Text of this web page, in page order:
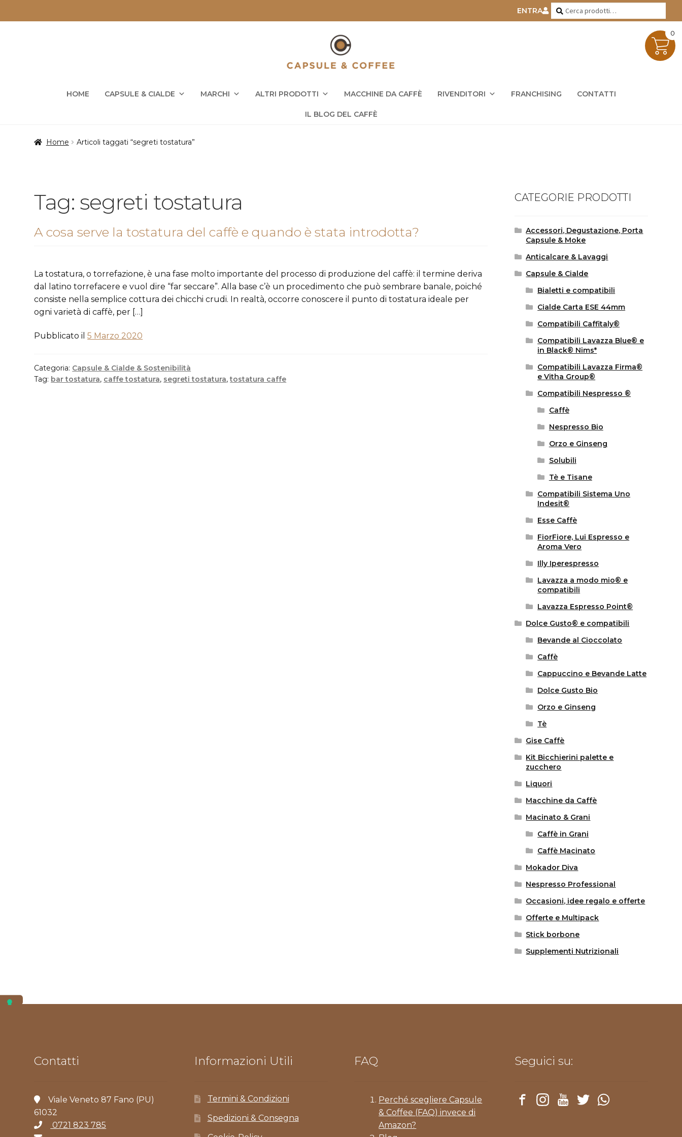
ENTRA Cerca:
Cerca
HOME CAPSULE & CIALDE MARCHI ALTRI PRODOTTI MACCHINE DA CAFFÈ RIVENDITORI FRANCHISING CONTATTI
IL BLOG DEL CAFFÈ
Home Articoli taggati “segreti tostatura”
Tag: segreti tostatura
A cosa serve la tostatura del caffè e quando è stata introdotta?
La tostatura, o torrefazione, è una fase molto importante del processo di produzione del caffè: il termine deriva
dal latino torrefacere e vuol dire “far seccare”. Alla base c’è un procedimento che può sembrare banale, poiché
consiste nella semplice cottura dei chicchi crudi. In realtà, occorre conoscere il punto di tostatura ideale per
ogni varietà di caffè, per […]
Pubblicato il5 Marzo 2020
Categoria: Capsule & Cialde & Sostenibilità
Tag: bar tostatura, caffe tostatura, segreti tostatura,tostatura caffe
CATEGORIE PRODOTTI
Accessori, Degustazione, Porta
Capsule & Moke
Anticalcare & Lavaggi
Capsule & Cialde
Bialetti e compatibili
Cialde Carta ESE 44mm
Compatibili Caffitaly®
Compatibili Lavazza Blue® e
in Black® Nims*
Compatibili Lavazza Firma®
e Vitha Group®
Compatibili Nespresso ®
Caffè
Nespresso Bio
Orzo e Ginseng
Solubili
Tè e Tisane
Compatibili Sistema Uno
Indesit®
Esse Caffè
FiorFiore, Lui Espresso e
Aroma Vero
Illy Iperespresso
Lavazza a modo mio® e
compatibili
Lavazza Espresso Point®
Dolce Gusto® e compatibili
Bevande al Cioccolato
Caffè
Cappuccino e Bevande Latte
Dolce Gusto Bio
Orzo e Ginseng
Tè
Gise Caffè
Kit Bicchierini palette e
zucchero
Liquori
Macchine da Caffè
Macinato & Grani
Caffè in Grani
Caffè Macinato
Mokador Diva
Nespresso Professional
Occasioni, idee regalo e offerte
Offerte e Multipack
Stick borbone
Supplementi Nutrizionali
Contatti
Viale Veneto 87 Fano (PU)
61032
0721 823 785
Informazioni Utili
Termini & Condizioni
Spedizioni & Consegna
FAQ
Perché scegliere Capsule
& Coffee (FAQ) invece di
Amazon?
Seguici su:
0